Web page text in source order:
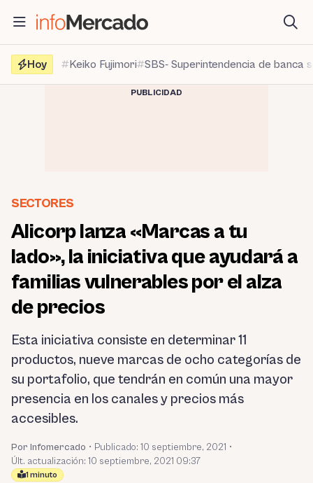
contenido
Hoy
Keiko Fujimori SBS- Superintendencia de banca
PUBLICIDAD
SECTORES
Alicorp lanza «Marcas a tu
lado», la iniciativa que ayudará a
familias vulnerables por el alza
de precios
Esta iniciativa consiste en determinar 11
productos, nueve marcas de ocho categorías de
su portafolio, que tendrán en común una mayor
presencia en los canales y precios más
accesibles.
Por Infomercado • Publicado: 10 septiembre, 2021 •
Últ. actualización: 10 septiembre, 2021 09:37
1 minuto